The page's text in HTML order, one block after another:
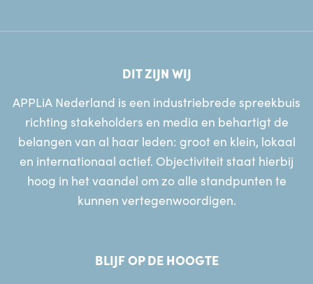
DIT ZIJN WIJ
APPLiA Nederland is een industriebrede spreekbuis
richting stakeholders en media en behartigt de
belangen van al haar leden: groot en klein, lokaal
en internationaal actief. Objectiviteit staat hierbij
hoog in het vaandel om zo alle standpunten te
kunnen vertegenwoordigen.
BLIJF OP DE HOOGTE